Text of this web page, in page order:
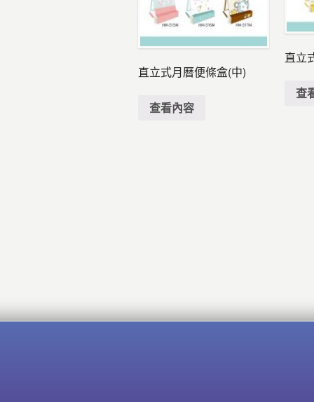
直立式月曆便條盒(中)
查看內容
直立
查